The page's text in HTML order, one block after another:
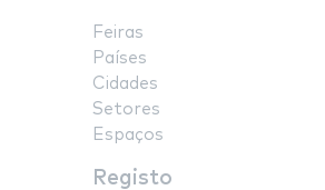
Feiras
Países
Cidades
Setores
Espaços
Registo